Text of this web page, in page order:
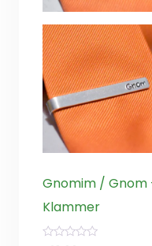
Gnomim / Gnom
Klammer